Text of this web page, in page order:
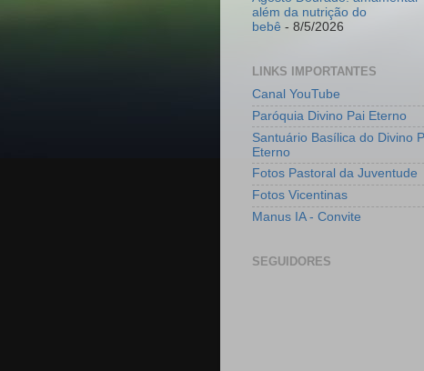
além da nutrição do
bebê - 8/5/2026
LINKS IMPORTANTES
Canal YouTube
Paróquia Divino Pai Eterno
Santuário Basílica do Divino
Eterno
Fotos Pastoral da Juventude
Fotos Vicentinas
Manus IA - Convite
SEGUIDORES